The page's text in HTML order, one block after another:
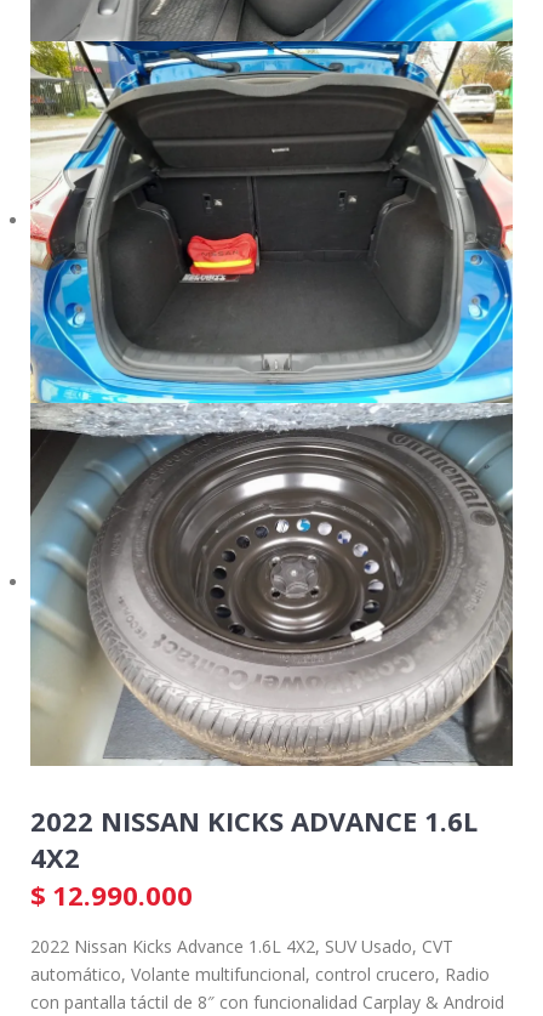
2022 NISSAN KICKS ADVANCE 1.6L
4X2
$ 12.990.000
2022 Nissan Kicks Advance 1.6L 4X2, SUV Usado, CVT
automático, Volante multifuncional, control crucero, Radio
con pantalla táctil de 8″ con funcionalidad Carplay & Android